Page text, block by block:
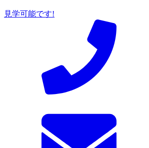
見学可能です!